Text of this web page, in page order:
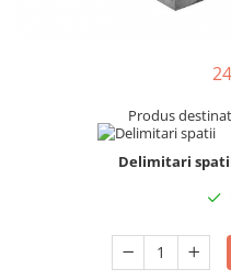
Accesorii pentru termosistem
Vata bazaltica
Produse auxiliareProdus